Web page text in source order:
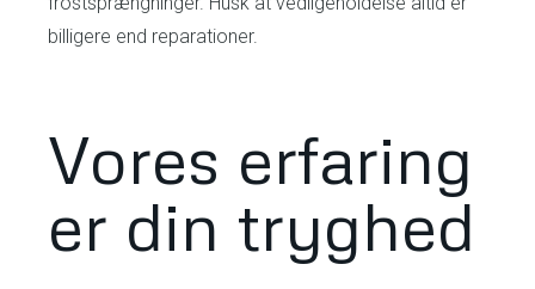
billigere end reparationer.
Vores erfaring
er din tryghed